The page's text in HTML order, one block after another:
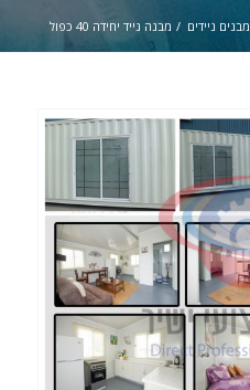
מבנים ניידים / מבנה נייד יחידה 40 כפול